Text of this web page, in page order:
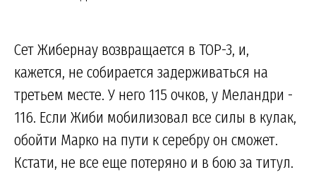
Сет Жибернау возвращается в TOP-3, и,
кажется, не собирается задерживаться на
третьем месте. У него 115 очков, у Меландри -
116. Если Жиби мобилизовал все силы в кулак,
обойти Марко на пути к серебру он сможет.
Кстати, не все еще потеряно и в бою за титул.